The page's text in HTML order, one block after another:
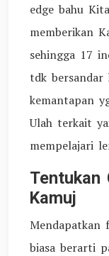
edge bahu
memberikan
sehingga 17
tdk bersandar
kemantapan
Ulah terkait
mempelajari
Tentukan
Kamuj
Mendapatkan
biasa berarti